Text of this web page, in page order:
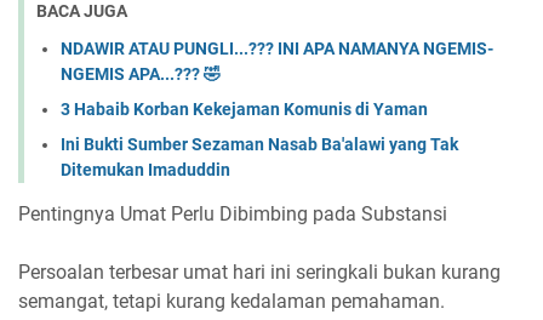
BACA JUGA
NDAWIR ATAU PUNGLI...??? INI APA NAMANYA NGEMIS-
NGEMIS APA...??? 🤣
3 Habaib Korban Kekejaman Komunis di Yaman
Ini Bukti Sumber Sezaman Nasab Ba'alawi yang Tak
Ditemukan Imaduddin
Pentingnya Umat Perlu Dibimbing pada Substansi
Persoalan terbesar umat hari ini seringkali bukan kurang
semangat, tetapi kurang kedalaman pemahaman.